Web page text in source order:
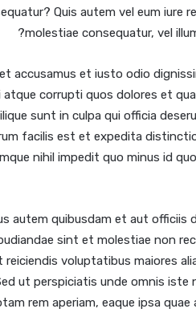
Quis autem vel eum iure
molestiae consequatur, vel
accusamus et iusto odio
atque corrupti quos dolores et
sunt in culpa qui officia
facilis est et expedita
nihil impedit quo minus id
autem quibusdam et aut
sint et molestiae non
voluptatibus maiores
ut perspiciatis unde omnis
rem aperiam, eaque ipsa